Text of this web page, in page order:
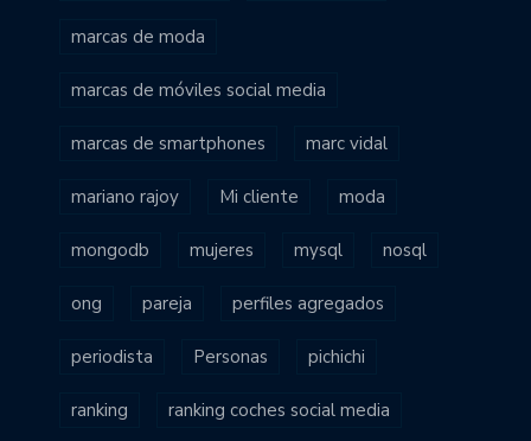
marcas de moda
marcas de móviles social media
marcas de smartphones marc vidal
mariano rajoy Mi cliente moda
mongodb mujeres mysql nosql
ong pareja perfiles agregados
periodista Personas pichichi
ranking ranking coches social media